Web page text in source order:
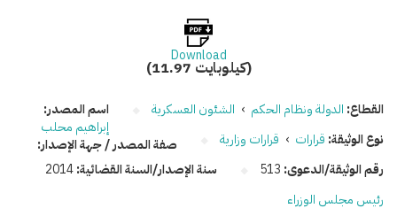
Download
(11.97 كيلوبايت)
القطاع: الدولة ونظام الحكم › الشئون العسكرية
نوع الوثيقة: قرارات › قرارات وزارية
رقم الوثيقة/الدعوى: 513 سنة الإصدار/السنة القضائية:2014
اسم المصدر:
إبراهيم محلب
صفة المصدر / جهة الإصدار:
رئيس مجلس الوزراء